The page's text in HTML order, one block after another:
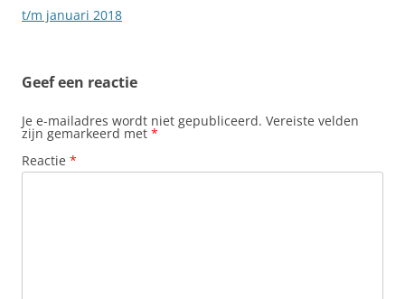
t/m januari 2018
Geef een reactie
Je e-mailadres wordt niet gepubliceerd. Vereiste velden
zijn gemarkeerd met *
Reactie *